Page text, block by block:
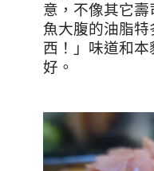
意，不像其它
魚大腹的油脂
西！」味道和
好。